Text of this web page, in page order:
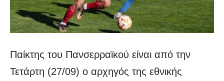
Παίκτης του Πανσερραϊκού είναι από την
Τετάρτη (27/09) ο αρχηγός της εθνικής